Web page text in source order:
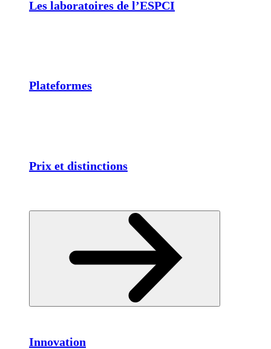
Les laboratoires de l’ESPCI
Plateformes
Prix et distinctions
Innovation